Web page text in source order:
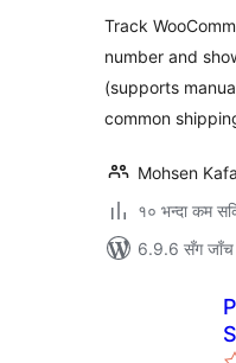
Track
number and
(supports
common
Mohsen
१० भन्दा कम
6.9.6 सँग जाँच